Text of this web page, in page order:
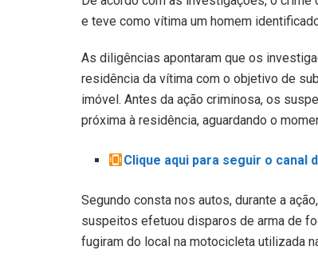
e teve como vítima um homem
As diligências apontaram que os
residência da vítima com o objetivo de
imóvel. Antes da ação criminosa, os
próxima à residência, aguardando o
Clique aqui para seguir o canal
Segundo consta nos autos, durante a
suspeitos efetuou disparos de arma de
fugiram do local na motocicleta utilizada